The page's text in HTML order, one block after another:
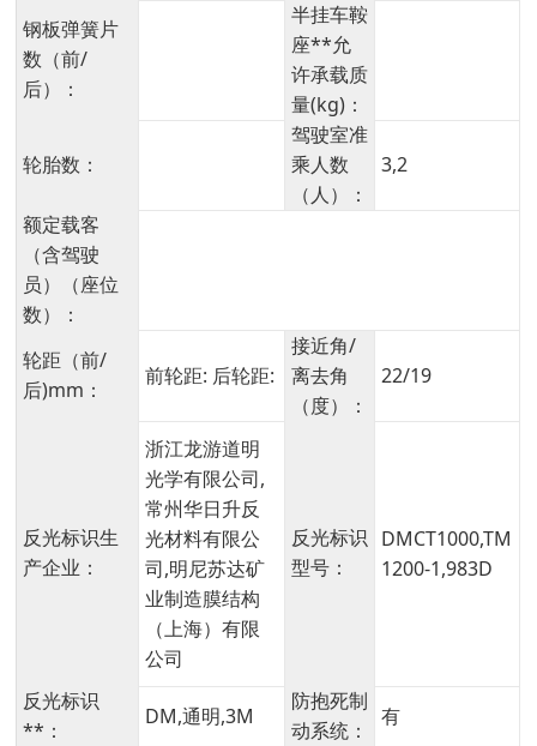
钢板弹簧片
数（前/
后）：
半挂车鞍
座**允
许承载质
量(kg)：
轮胎数：
驾驶室准
乘人数
（人）：
3,2
额定载客
（含驾驶
员）（座位
数）：
轮距（前/
后)mm：
前轮距: 后轮距:
接近角/
离去角
（度）：
22/19
反光标识生
产企业：
浙江龙游道明
光学有限公司,
常州华日升反
光材料有限公
司,明尼苏达矿
业制造膜结构
（上海）有限
公司
反光标识
型号：
DMCT1000,TM
1200-1,983D
反光标识
**：
DM,通明,3M
防抱死制
动系统：
有